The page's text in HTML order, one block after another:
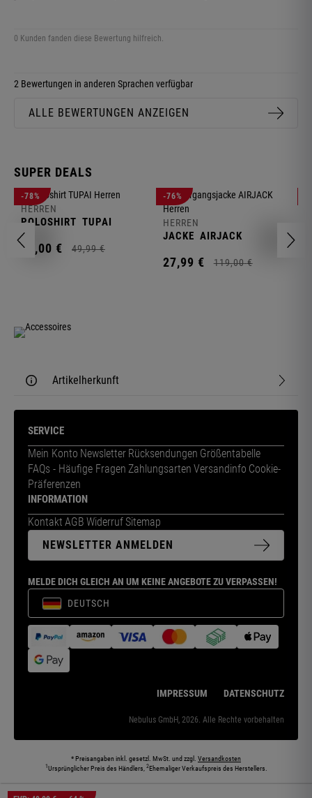
0 Kunden fanden diese Bewertung hilfreich.
2 Bewertungen in anderen Sprachen verfügbar
ALLE BEWERTUNGEN ANZEIGEN
SUPER DEALS
-78%
HERREN
POLOSHIRT TUPAI
11,00 € 49,99 €
-76%
HERREN
JACKE AIRJACK
27,99 € 119,00 €
Artikelherkunft
SERVICE
Mein Konto Newsletter Rücksendungen Größentabelle
FAQs - Häufige Fragen Zahlungsarten Versandinfo Cookie-
Präferenzen
INFORMATION
Kontakt AGB Widerruf Sitemap
NEWSLETTER ANMELDEN
MELDE DICH GLEICH AN UM KEINE ANGEBOTE ZU VERPASSEN!
DEUTSCH
IMPRESSUM DATENSCHUTZ
Nebulus GmbH, 2026. Alle Rechte vorbehalten
* Preisangaben inkl. gesetzl. MwSt. und zzgl. Versandkosten
1Ursprünglicher Preis des Händlers, 2Ehemaliger Verkaufspreis des Herstellers.
Die abgebildeten Models und Umgebungen können teilweise KI-generiert sein. Die